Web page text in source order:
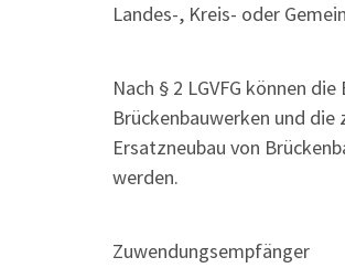
Landes-, Kreis- oder
Nach § 2 LGVFG können
Brückenbauwerken und
Ersatzneubau von
werden.
Zuwendungsempfänger